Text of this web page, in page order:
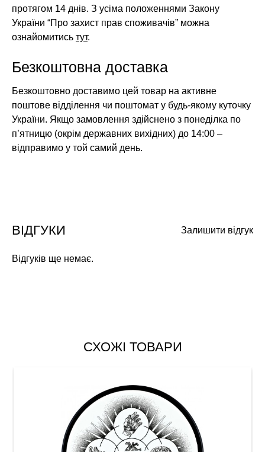
протягом 14 днів. З усіма положеннями Закону
України “Про захист прав споживачів” можна
ознайомитись тут.
Безкоштовна доставка
Безкоштовно доставимо цей товар на активне
поштове відділення чи поштомат у будь-якому куточку
України. Якщо замовлення здійснено з понеділка по
п’ятницю (окрім державних вихідних) до 14:00 –
відправимо у той самий день.
Залишити відгук
ВІДГУКИ
Відгуків ще немає.
СХОЖІ ТОВАРИ